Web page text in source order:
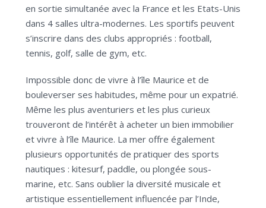
en sortie simultanée avec la France et les Etats-Unis
dans 4 salles ultra-modernes. Les sportifs peuvent
s’inscrire dans des clubs appropriés : football,
tennis, golf, salle de gym, etc.
Impossible donc de vivre à l’île Maurice et de
bouleverser ses habitudes, même pour un expatrié.
Même les plus aventuriers et les plus curieux
trouveront de l’intérêt à acheter un bien immobilier
et vivre à l’île Maurice. La mer offre également
plusieurs opportunités de pratiquer des sports
nautiques : kitesurf, paddle, ou plongée sous-
marine, etc. Sans oublier la diversité musicale et
artistique essentiellement influencée par l’Inde,